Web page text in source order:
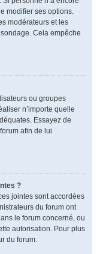
modifier ses options.
modérateurs et les
Cela empêche
ou groupes
n’importe quelle
Essayez de
afin de lui
?
jointes sont accordées
du forum ont
le forum concerné, ou
autorisation. Pour plus
du forum.